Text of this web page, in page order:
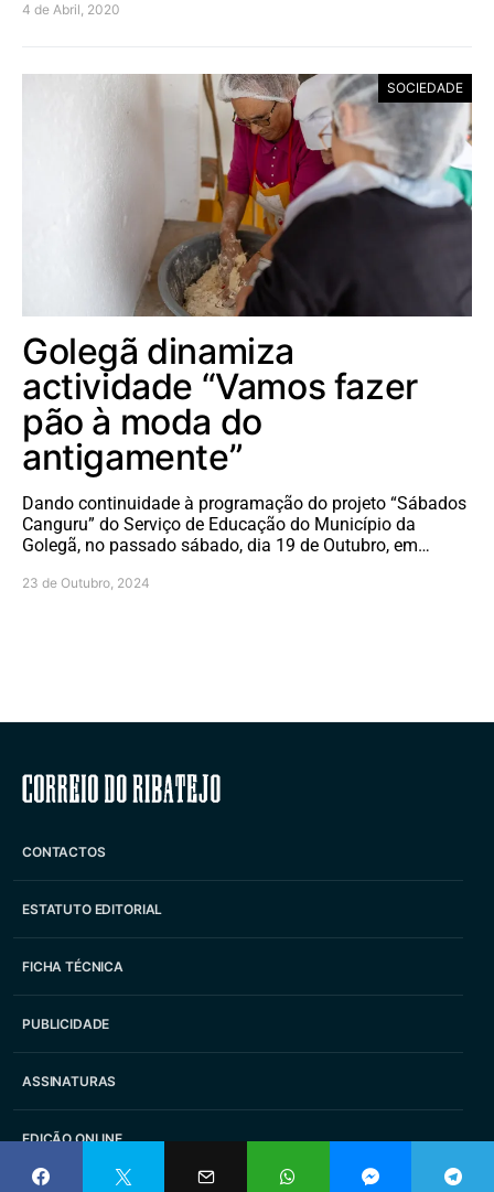
4 de Abril, 2020
SOCIEDADE
Golegã dinamiza
actividade “Vamos fazer
pão à moda do
antigamente”
Dando continuidade à programação do projeto “Sábados
Canguru” do Serviço de Educação do Município da
Golegã, no passado sábado, dia 19 de Outubro, em…
23 de Outubro, 2024
Correio do Ribatejo
CONTACTOS
ESTATUTO EDITORIAL
FICHA TÉCNICA
PUBLICIDADE
ASSINATURAS
EDIÇÃO ONLINE